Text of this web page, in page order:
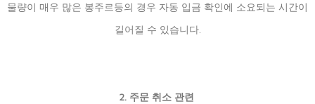
물량이 매우 많은 봉주르등의 경우 자동 입금 확인에 소요되는 시간이
길어질 수 있습니다.
2. 주문 취소 관련